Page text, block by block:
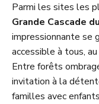
Parmi les sites les
Grande Cascade
impressionnante se
accessible à tous,
Entre forêts
invitation à la
familles avec